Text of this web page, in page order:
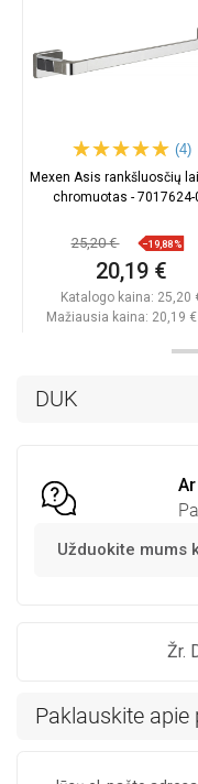
DUK
Užduokite mums
Žr.
Paklauskite apie
(4)
Mexen Asis rankšluosčių
chromuotas - 7017624-
25,20 € −19,88%
20,19 €
Katalogo kaina: 25,20
Mažiausia kaina: 20,19 €